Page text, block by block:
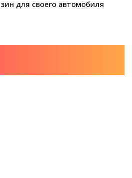
для своего автомобиля